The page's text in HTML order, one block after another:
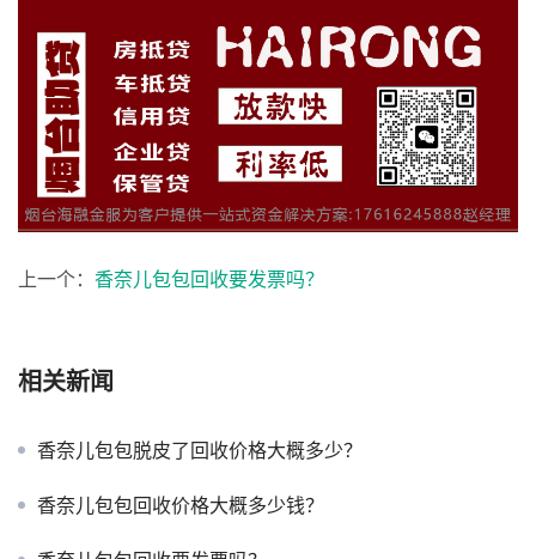
上一个： 香奈儿包包回收要发票吗？
相关新闻
香奈儿包包脱皮了回收价格大概多少？
香奈儿包包回收价格大概多少钱？